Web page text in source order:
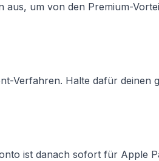
aus, um von den Premium-
Verfahren. Halte dafür deinen
ist danach sofort für Apple